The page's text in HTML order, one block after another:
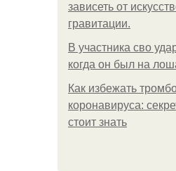
зависеть от
гравитации.
В участника сво
когда он был на
Как избежать
коронавируса:
стоит знать